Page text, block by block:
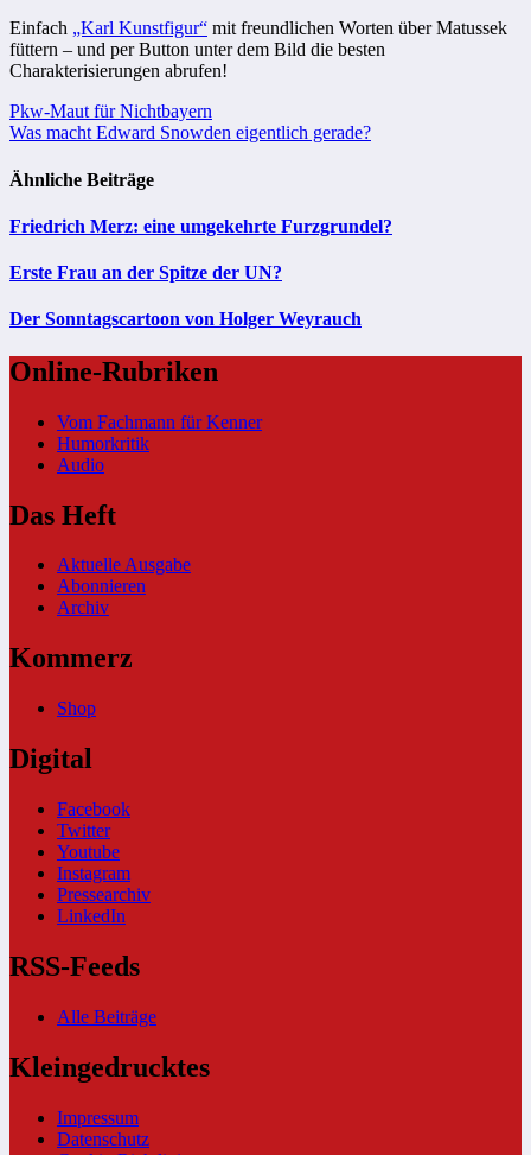
Einfach „Karl Kunstfigur“ mit freundlichen Worten über Matussek
füttern – und per Button unter dem Bild die besten
Charakterisierungen abrufen!
Beitragsnavigation
Pkw-Maut für Nichtbayern
Was macht Edward Snowden eigentlich gerade?
Ähnliche Beiträge
Friedrich Merz: eine umgekehrte Furzgrundel?
Erste Frau an der Spitze der UN?
Der Sonntagscartoon von Holger Weyrauch
Online-Rubriken
Vom Fachmann für Kenner
Humorkritik
Audio
Das Heft
Aktuelle Ausgabe
Abonnieren
Archiv
Kommerz
Shop
Digital
Facebook
Twitter
Youtube
Instagram
Pressearchiv
LinkedIn
RSS-Feeds
Alle Beiträge
Kleingedrucktes
Impressum
Datenschutz